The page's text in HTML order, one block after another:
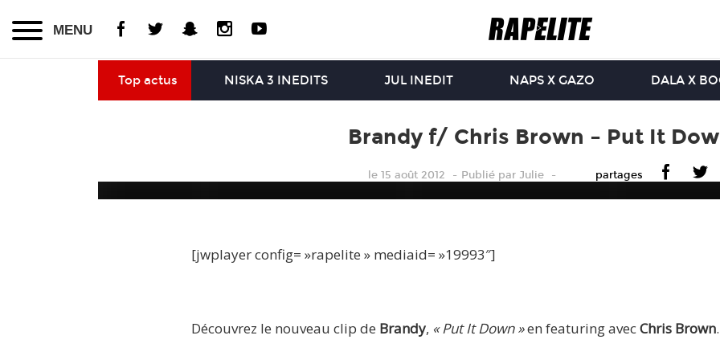
MENU
Top actus NISKA 3 INEDITS JUL INEDIT NAPS X GAZO DALA X
Brandy f/ Chris Brown – Put It
le 15 août 2012 Publié par Julie partages
[jwplayer config= »rapelite » mediaid= »19993″]
Découvrez le nouveau clip de Brandy, « Put It Down »en featuring avecChris Brown.